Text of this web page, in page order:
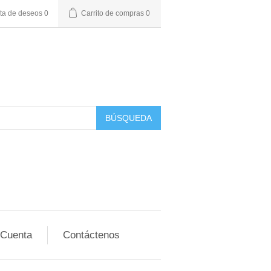
de deseos 0 Carrito de compras 0
BÚSQUEDA
Contáctenos